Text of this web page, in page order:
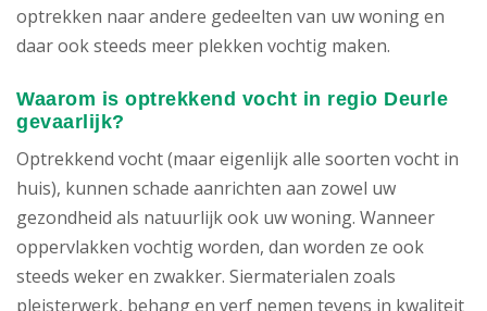
optrekken naar andere gedeelten van uw woning en
daar ook steeds meer plekken vochtig maken.
Waarom is optrekkend vocht in regio Deurle
gevaarlijk?
Optrekkend vocht (maar eigenlijk alle soorten vocht in
huis), kunnen schade aanrichten aan zowel uw
gezondheid als natuurlijk ook uw woning. Wanneer
oppervlakken vochtig worden, dan worden ze ook
steeds weker en zwakker. Siermaterialen zoals
pleisterwerk, behang en verf nemen tevens in kwaliteit